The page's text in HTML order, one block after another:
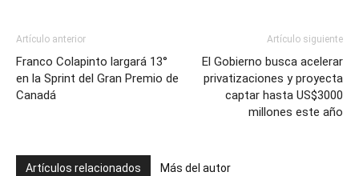
Artículo anterior
Franco Colapinto largará 13°
en la Sprint del Gran Premio de
Canadá
Artículo siguiente
El Gobierno busca acelerar
privatizaciones y proyecta
captar hasta US$3000
millones este año
Artículos relacionados Más del autor